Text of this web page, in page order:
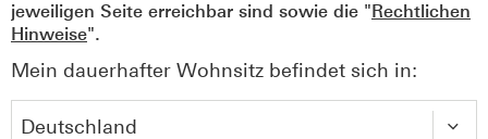
jeweiligen Seite erreichbar sind sowie die "Rechtlichen
Hinweise".
Mein dauerhafter Wohnsitz befindet sich in: